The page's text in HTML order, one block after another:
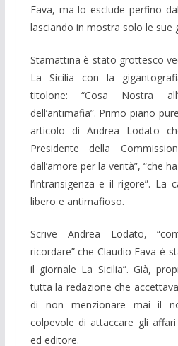
Fava, ma lo esclude perfino
lasciando in mostra solo le sue
Stamattina è stato grottesco
La Sicilia con la
titolone: “Cosa Nostra
dell’antimafia”. Primo piano
articolo di Andrea Lodato
Presidente della
dall’amore per la verità”, “che
l’intransigenza e il rigore”. La
libero e antimafioso.
Scrive Andrea Lodato,
ricordare” che Claudio Fava è
il giornale La Sicilia”. Già,
tutta la redazione che
di non menzionare mai il
colpevole di attaccare gli
ed editore.